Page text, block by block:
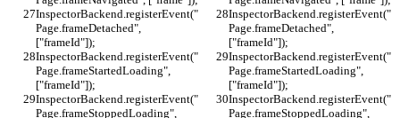
InspectorBackend.registerEvent("
Page.frameDetached",
["frameId"]);
InspectorBackend.registerEvent("
Page.frameDetached",
["frameId"]);
InspectorBackend.registerEvent("
Page.frameStartedLoading",
["frameId"]);
InspectorBackend.registerEvent("
Page.frameStartedLoading",
["frameId"]);
InspectorBackend.registerEvent("
Page.frameStoppedLoading",
InspectorBackend.registerEvent("
Page.frameStoppedLoading",